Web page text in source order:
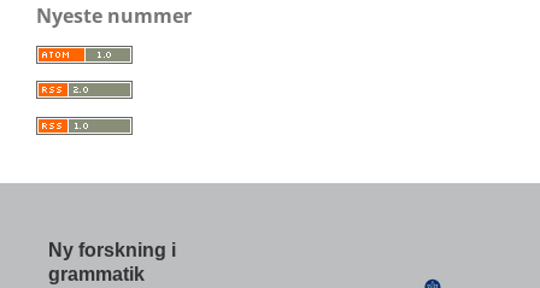
Nyeste nummer
Ny forskning i
grammatik